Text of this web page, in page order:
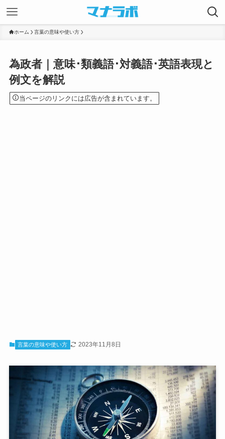
ホーム 言葉の意味や使い方
為政者｜意味･類義語･対義語･英語表現と
例文を解説
当ページのリンクには広告が含まれています。
言葉の意味や使い方 2023年11月8日